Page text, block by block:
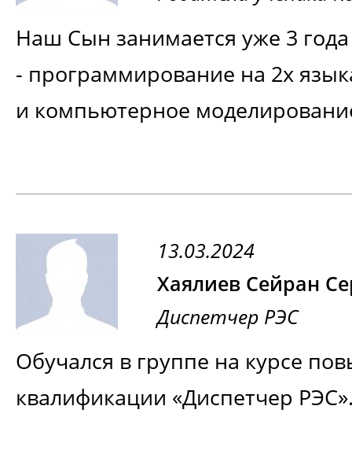
Наш Сын занимается уже 3
- программирование на 2х
и компьютерное
вовлекать детей в учебный
для других родителей: если вы
ребёнок на обучение по ИТ-
обязательно рассмотрите
"Энергетик" и сделаете
13.03.2024
Хаялиев Сейран
Диспетчер РЭС
Обучался в группе на курсе
квалификации «Диспетчер